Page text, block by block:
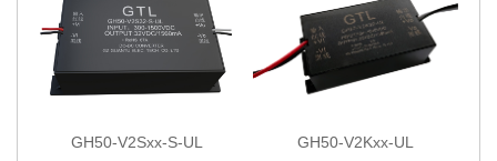
GH50-V2Sxx-S-UL GH50-V2Kxx-UL